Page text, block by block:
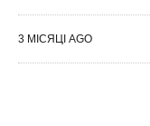
3 МІСЯЦІ AGO